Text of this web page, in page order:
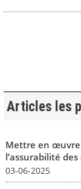
Articles les
Mettre en œuvre
l’assurabilité
03-06-2025